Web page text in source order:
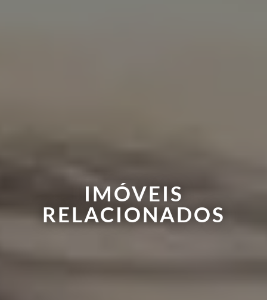
IMÓVEIS
RELACIONADOS